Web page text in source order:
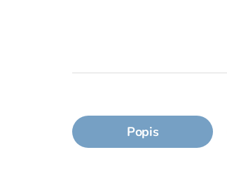
Popis